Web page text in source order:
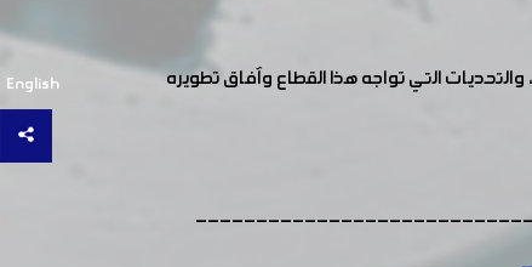
English
التي تواجه هذا القطاع وآفاق تطويره